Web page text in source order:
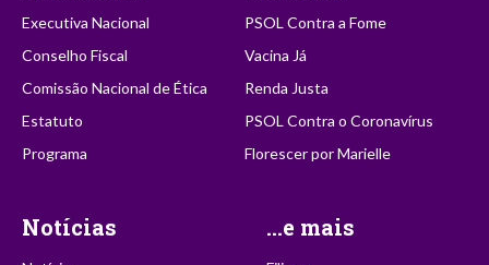
Executiva Nacional
Conselho Fiscal
Comissão Nacional de Ética
Estatuto
Programa
PSOL Contra a Fome
Vacina Já
Renda Justa
PSOL Contra o Coronavírus
Florescer por Marielle
Notícias ...e mais